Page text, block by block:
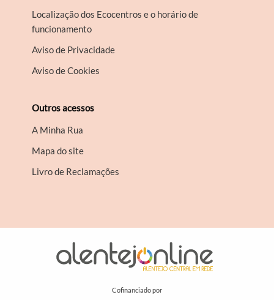
Localização dos Ecocentros e o horário de
funcionamento
Aviso de Privacidade
Aviso de Cookies
Outros acessos
A Minha Rua
Mapa do site
Livro de Reclamações
Cofinanciado por